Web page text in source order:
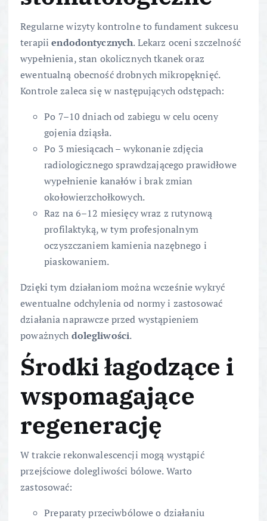
Regularne wizyty kontrolne to fundament sukcesu
terapiiendodontycznych. Lekarz oceni szczelność
wypełnienia, stan okolicznych tkanek oraz
ewentualną obecność drobnych mikropęknięć.
Kontrole zaleca się w następujących odstępach:
Po 7–10 dniach od zabiegu w celu oceny
gojenia dziąsła.
Po 3 miesiącach – wykonanie zdjęcia
radiologicznego sprawdzającego prawidłowe
wypełnienie kanałów i brak zmian
okołowierzchołkowych.
Raz na 6–12 miesięcy wraz z rutynową
profilaktyką, w tym profesjonalnym
oczyszczaniem kamienia nazębnego i
piaskowaniem.
Dzięki tym działaniom można wcześnie wykryć
ewentualne odchylenia od normy i zastosować
działania naprawcze przed wystąpieniem
poważnych dolegliwości.
Środki łagodzące i
wspomagające
regenerację
W trakcie rekonwalescencji mogą wystąpić
przejściowe dolegliwości bólowe. Warto
zastosować:
Preparaty przeciwbólowe o działaniu